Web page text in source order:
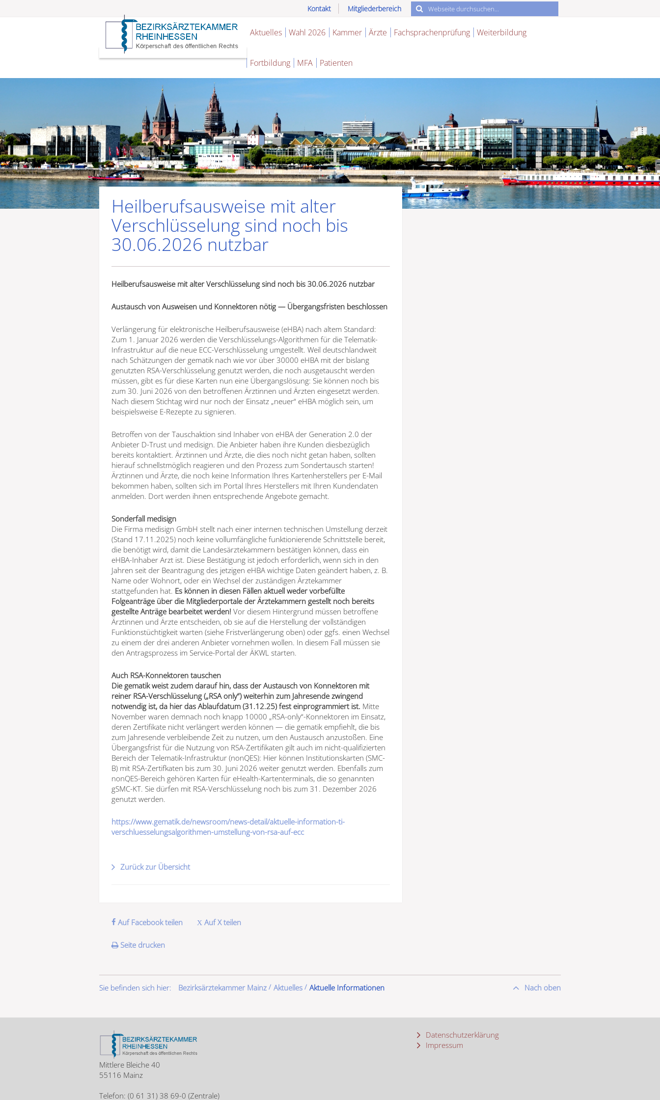
Kontakt Mitgliederbereich
Aktuelles Wahl 2026 Kammer Ärzte Fachsprachenprüfung Weiterbildung
Fortbildung MFA Patienten
Heilberufsausweise mit alter
Verschlüsselung sind noch bis
30.06.2026 nutzbar
Heilberufsausweise mit alter Verschlüsselung sind noch bis 30.06.2026 nutzbar
Austausch von Ausweisen und Konnektoren nötig — Übergangsfristen beschlossen
Verlängerung für elektronische Heilberufsausweise (eHBA) nach altem Standard:
Zum 1. Januar 2026 werden die Verschlüsselungs-Algorithmen für die Telematik-
Infrastruktur auf die neue ECC-Verschlüsselung umgestellt. Weil deutschlandweit
nach Schätzungen der gematik nach wie vor über 30000 eHBA mit der bislang
genutzten RSA-Verschlüsselung genutzt werden, die noch ausgetauscht werden
müssen, gibt es für diese Karten nun eine Übergangslösung: Sie können noch bis
zum 30. Juni 2026 von den betroffenen Ärztinnen und Ärzten eingesetzt werden.
Nach diesem Stichtag wird nur noch der Einsatz „neuer“ eHBA möglich sein, um
beispielsweise E-Rezepte zu signieren.
Betroffen von der Tauschaktion sind Inhaber von eHBA der Generation 2.0 der
Anbieter D-Trust und medisign. Die Anbieter haben ihre Kunden diesbezüglich
bereits kontaktiert. Ärztinnen und Ärzte, die dies noch nicht getan haben, sollten
hierauf schnellstmöglich reagieren und den Prozess zum Sondertausch starten!
Ärztinnen und Ärzte, die noch keine Information Ihres Kartenherstellers per E-Mail
bekommen haben, sollten sich im Portal Ihres Herstellers mit Ihren Kundendaten
anmelden. Dort werden ihnen entsprechende Angebote gemacht.
Sonderfall medisign
Die Firma medisign GmbH stellt nach einer internen technischen Umstellung derzeit
(Stand 17.11.2025) noch keine vollumfängliche funktionierende Schnittstelle bereit,
die benötigt wird, damit die Landesärztekammern bestätigen können, dass ein
eHBA-Inhaber Arzt ist. Diese Bestätigung ist jedoch erforderlich, wenn sich in den
Jahren seit der Beantragung des jetzigen eHBA wichtige Daten geändert haben, z. B.
Name oder Wohnort, oder ein Wechsel der zuständigen Ärztekammer
stattgefunden hat. Es können in diesen Fällen aktuell weder vorbefüllte
Folgeanträge über die Mitgliederportale der Ärztekammern gestellt noch bereits
gestellte Anträge bearbeitet werden! Vor diesem Hintergrund müssen betroffene
Ärztinnen und Ärzte entscheiden, ob sie auf die Herstellung der vollständigen
Funktionstüchtigkeit warten (siehe Fristverlängerung oben) oder ggfs. einen Wechsel
zu einem der drei anderen Anbieter vornehmen wollen. In diesem Fall müssen sie
den Antragsprozess im Service-Portal der ÄKWL starten.
Auch RSA-Konnektoren tauschen
Die gematik weist zudem darauf hin, dass der Austausch von Konnektoren mit
reiner RSA-Verschlüsselung („RSA only“) weiterhin zum Jahresende zwingend
notwendig ist, da hier das Ablaufdatum (31.12.25) fest einprogrammiert ist. Mitte
November waren demnach noch knapp 10000 „RSA-only“-Konnektoren im Einsatz,
deren Zertifikate nicht verlängert werden können — die gematik empfiehlt, die bis
zum Jahresende verbleibende Zeit zu nutzen, um den Austausch anzustoßen. Eine
Übergangsfrist für die Nutzung von RSA-Zertifikaten gilt auch im nicht-qualifizierten
Bereich der Telematik-Infrastruktur (nonQES): Hier können Institutionskarten (SMC-
B) mit RSA-Zertifkaten bis zum 30. Juni 2026 weiter genutzt werden. Ebenfalls zum
nonQES-Bereich gehören Karten für eHealth-Kartenterminals, die so genannten
gSMC-KT. Sie dürfen mit RSA-Verschlüsselung noch bis zum 31. Dezember 2026
genutzt werden.
https://www.gematik.de/newsroom/news-detail/aktuelle-information-ti-
verschluesselungsalgorithmen-umstellung-von-rsa-auf-ecc
Zurück zur Übersicht
Auf Facebook teilen Auf X teilen
Seite drucken
Sie befinden sich hier: Bezirksärztekammer Mainz Aktuelles Aktuelle Informationen Nach oben
Mittlere Bleiche 40
55116 Mainz
Telefon: (0 61 31) 38 69-0 (Zentrale)
Datenschutzerklärung
Impressum